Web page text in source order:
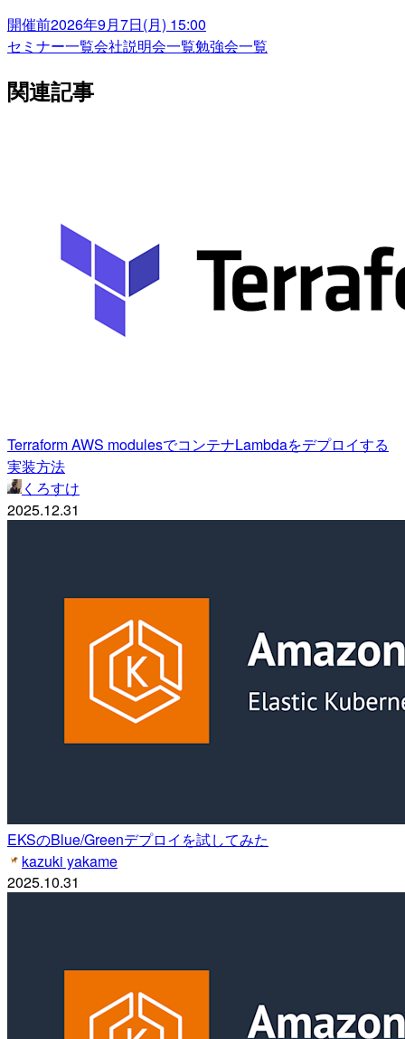
開催前2026年9月7日(月) 15:00
セミナー一覧会社説明会一覧勉強会一覧
関連記事
Terraform AWS modulesでコンテナLambdaをデプロイする
実装方法
くろすけ
2025.12.31
EKSのBlue/Greenデプロイを試してみた
kazuki yakame
2025.10.31